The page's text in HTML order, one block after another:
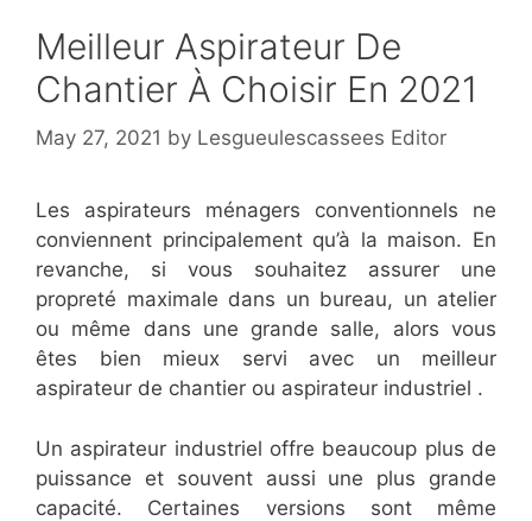
Meilleur Aspirateur De
Chantier À Choisir En 2021
May 27, 2021 by Lesgueulescassees Editor
Les aspirateurs ménagers conventionnels ne
conviennent principalement qu’à la maison. En
revanche, si vous souhaitez assurer une
propreté maximale dans un bureau, un atelier
ou même dans une grande salle, alors vous
êtes bien mieux servi avec un meilleur
aspirateur de chantier ou aspirateur industriel .
Un aspirateur industriel offre beaucoup plus de
puissance et souvent aussi une plus grande
capacité. Certaines versions sont même